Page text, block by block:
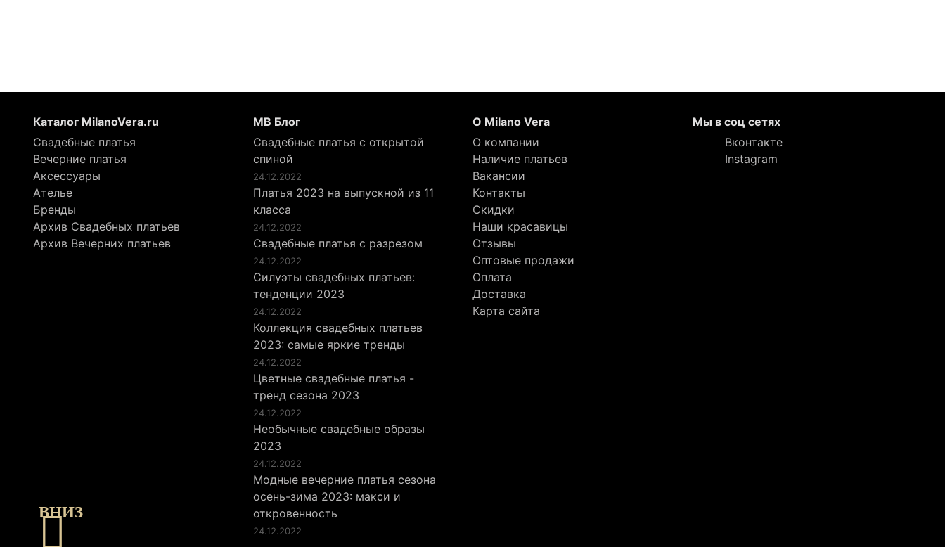
Каталог MilanoVera.ru
Свадебные платья
Вечерние платья
Аксессуары
Ателье
Бренды
Архив Свадебных платьев
Архив Вечерних платьев
МВ Блог
Свадебные платья с открытой
спиной
24.12.2022
Платья 2023 на выпускной из 11
класса
24.12.2022
Свадебные платья с разрезом
24.12.2022
Силуэты свадебных платьев:
тенденции 2023
24.12.2022
Коллекция свадебных платьев
2023: самые яркие тренды
24.12.2022
Цветные свадебные платья -
тренд сезона 2023
24.12.2022
Необычные свадебные образы
2023
24.12.2022
Модные вечерние платья сезона
осень-зима 2023: макси и
откровенность
24.12.2022
О Milano Vera
О компании
Наличие платьев
Вакансии
Контакты
Скидки
Наши красавицы
Отзывы
Оптовые продажи
Оплата
Доставка
Карта сайта
Мы в соц сетях
Вконтакте
Instagram
ВНИЗ